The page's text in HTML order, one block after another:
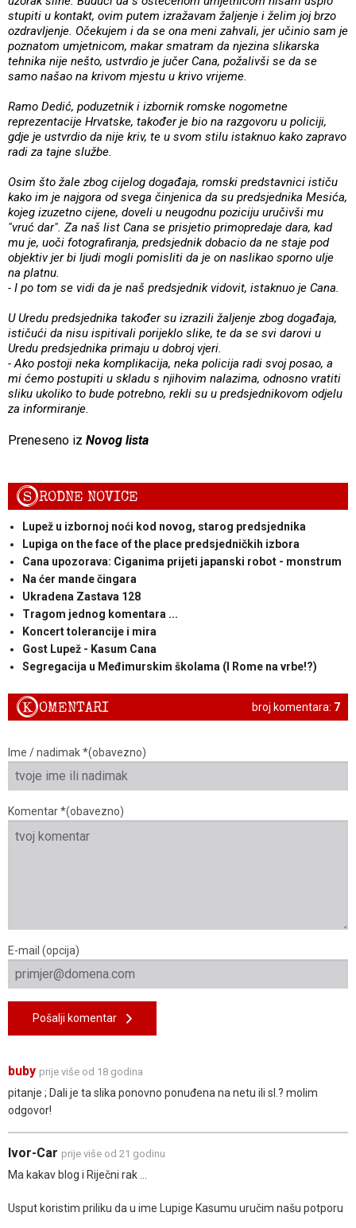
stupiti u kontakt, ovim putem izražavam žaljenje i želim joj brzo
ozdravljenje. Očekujem i da se ona meni zahvali, jer učinio sam je
poznatom umjetnicom, makar smatram da njezina slikarska
tehnika nije nešto, ustvrdio je jučer Cana, požalivši se da se
samo našao na krivom mjestu u krivo vrijeme.
Ramo Dedić, poduzetnik i izbornik romske nogometne
reprezentacije Hrvatske, također je bio na razgovoru u policiji,
gdje je ustvrdio da nije kriv, te u svom stilu istaknuo kako zapravo
radi za tajne službe.
Osim što žale zbog cijelog događaja, romski predstavnici ističu
kako im je najgora od svega činjenica da su predsjednika Mesića,
kojeg izuzetno cijene, doveli u neugodnu poziciju uručivši mu
"vruć dar". Za naš list Cana se prisjetio primopredaje dara, kad
mu je, uoči fotografiranja, predsjednik dobacio da ne staje pod
objektiv jer bi ljudi mogli pomisliti da je on naslikao sporno ulje
na platnu.
- I po tom se vidi da je naš predsjednik vidovit, istaknuo je Cana.
U Uredu predsjednika također su izrazili žaljenje zbog događaja,
ističući da nisu ispitivali porijeklo slike, te da se svi darovi u
Uredu predsjednika primaju u dobroj vjeri.
- Ako postoji neka komplikacija, neka policija radi svoj posao, a
mi ćemo postupiti u skladu s njihovim nalazima, odnosno vratiti
sliku ukoliko to bude potrebno, rekli su u predsjednikovom odjelu
za informiranje.
Preneseno iz Novog lista
SRODNE NOVICE
Lupež u izbornoj noći kod novog, starog predsjednika
Lupiga on the face of the place predsjedničkih izbora
Cana upozorava: Ciganima prijeti japanski robot - monstrum
Na ćer mande čingara
Ukradena Zastava 128
Tragom jednog komentara ...
Koncert tolerancije i mira
Gost Lupež - Kasum Cana
Segregacija u Međimurskim školama (I Rome na vrbe!?)
broj komentara: 7
KOMENTARI
Ime / nadimak *(obavezno)
Komentar *(obavezno)
E-mail (opcija)
Pošalji komentar
buby prije više od 18 godina
pitanje ; Dali je ta slika ponovno ponuđena na netu ili sl.? molim
odgovor!
Ivor-Car prije više od 21 godinu
Ma kakav blog i Riječni rak ...
Usput koristim priliku da u ime Lupige Kasumu uručim našu potporu